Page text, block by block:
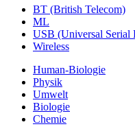
BT (British Telecom)
ML
USB (Universal Serial
Wireless
Human-Biologie
Physik
Umwelt
Biologie
Chemie